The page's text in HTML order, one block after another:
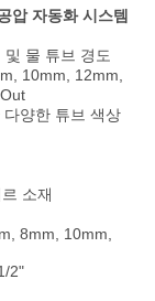
압 자동화 시스템
물 튜브 경도
10mm, 12mm,
양한 튜브 색상
소재
8mm, 10mm,
2"